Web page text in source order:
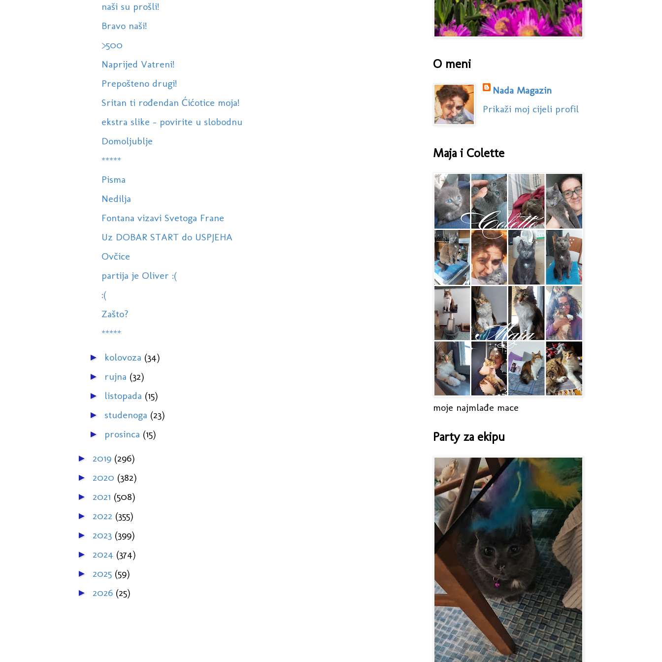
naši su prošli!
Bravo naši!
>500
Naprijed Vatreni!
Prepošteno drugi!
Sritan ti rođendan Ćićotice moja!
ekstra slike - povirite u slobodnu
Domoljublje
*****
Pisma
Nedilja
Fontana vizavi Svetoga Frane
Uz DOBAR START do USPJEHA
Ovčice
partija je Oliver :(
:(
Zašto?
*****
► kolovoza (34)
► rujna (32)
► listopada (15)
► studenoga (23)
► prosinca (15)
► 2019 (296)
► 2020 (382)
► 2021 (508)
► 2022 (355)
► 2023 (399)
► 2024 (374)
► 2025 (59)
► 2026 (25)
O meni
Nada Magazin
Prikaži moj cijeli profil
Maja i Colette
moje najmlađe mace
Party za ekipu